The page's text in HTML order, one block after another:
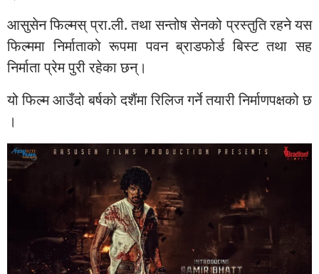
आसुसेन फिल्मस् प्रा.ली. तथा सन्तोष सेनको प्रस्तुति रहने यस
फिल्ममा निर्माताको रूपमा पवन ब्राडफोर्ड बिस्ट तथा सह
निर्माता प्रेम पुरी रहेका छन्।
यो फिल्म आउँदो बर्षको दशैंमा रिलिज गर्ने तयारी निर्माणपक्षको छ
।